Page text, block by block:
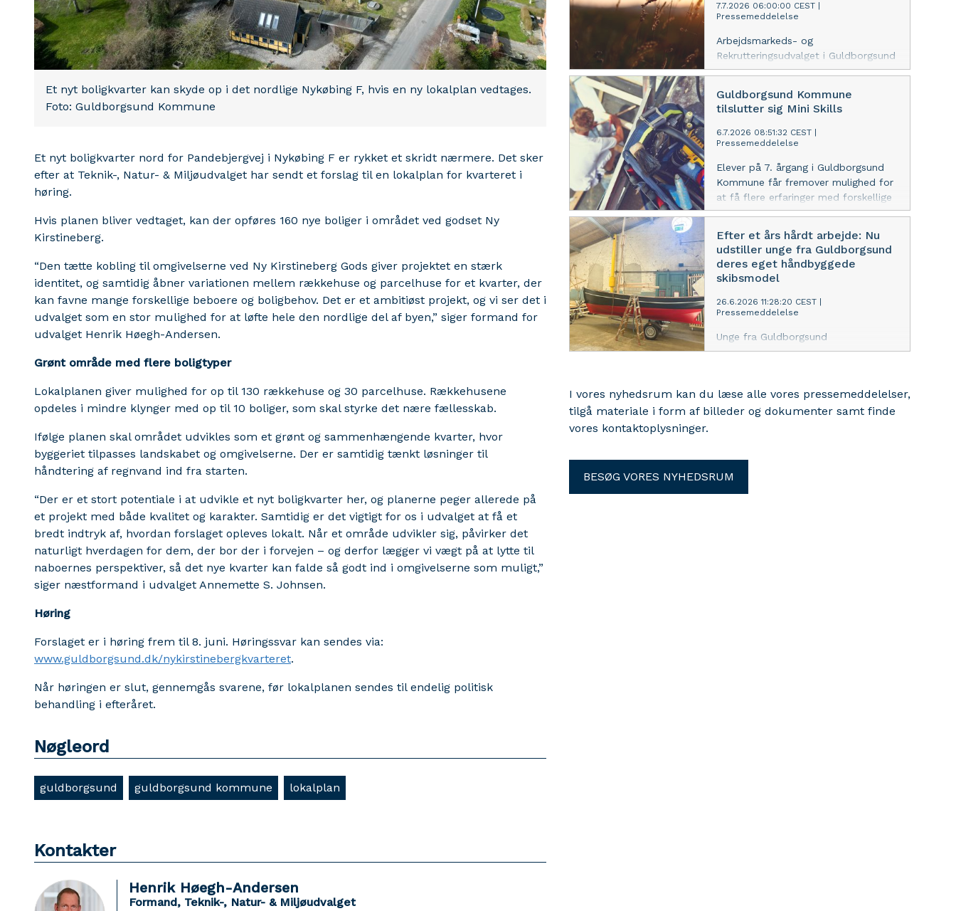
Et nyt boligkvarter kan skyde op i det nordlige Nykøbing F, hvis en ny lokalplan vedtages.
Foto: Guldborgsund Kommune
Et nyt boligkvarter nord for Pandebjergvej i Nykøbing F er rykket et skridt nærmere. Det sker
efter at Teknik-, Natur- & Miljøudvalget har sendt et forslag til en lokalplan for kvarteret i
høring.
Hvis planen bliver vedtaget, kan der opføres 160 nye boliger i området ved godset Ny
Kirstineberg.
“Den tætte kobling til omgivelserne ved Ny Kirstineberg Gods giver projektet en stærk
identitet, og samtidig åbner variationen mellem rækkehuse og parcelhuse for et kvarter, der
kan favne mange forskellige beboere og boligbehov. Det er et ambitiøst projekt, og vi ser det i
udvalget som en stor mulighed for at løfte hele den nordlige del af byen,” siger formand for
udvalget Henrik Høegh-Andersen.
Grønt område med flere boligtyper
Lokalplanen giver mulighed for op til 130 rækkehuse og 30 parcelhuse. Rækkehusene
opdeles i mindre klynger med op til 10 boliger, som skal styrke det nære fællesskab.
Ifølge planen skal området udvikles som et grønt og sammenhængende kvarter, hvor
byggeriet tilpasses landskabet og omgivelserne. Der er samtidig tænkt løsninger til
håndtering af regnvand ind fra starten.
“Der er et stort potentiale i at udvikle et nyt boligkvarter her, og planerne peger allerede på
et projekt med både kvalitet og karakter. Samtidig er det vigtigt for os i udvalget at få et
bredt indtryk af, hvordan forslaget opleves lokalt. Når et område udvikler sig, påvirker det
naturligt hverdagen for dem, der bor der i forvejen – og derfor lægger vi vægt på at lytte til
naboernes perspektiver, så det nye kvarter kan falde så godt ind i omgivelserne som muligt,”
siger næstformand i udvalget Annemette S. Johnsen.
Høring
Forslaget er i høring frem til 8. juni. Høringssvar kan sendes via:
www.guldborgsund.dk/nykirstinebergkvarteret.
Når høringen er slut, gennemgås svarene, før lokalplanen sendes til endelig politisk
behandling i efteråret.
Nøgleord
guldborgsund guldborgsund kommune lokalplan
Kontakter
Henrik Høegh-Andersen
Formand, Teknik-, Natur- & Miljøudvalget
7.7.2026 06:00:00 CEST
Pressemeddelelse
Arbejdsmarkeds- og
Rekrutteringsudvalget i Guldborgsund
var for nylig på besøg hos
Guldborgsund i Horbelev for at få et
førstehåndsindtryk af det arbejde,
der hver dag bliver udført af borgere.
Her mødte udvalget lederen af
opgaverne, hverdagen og de
resultater, som indsatsen skaber i
Guldborgsund Kommune
tilslutter sig Mini Skills
6.7.2026 08:51:32 CEST
Pressemeddelelse
Elever på 7. årgang i Guldborgsund
Kommune får fremover mulighed for
at få flere erfaringer med forskellige
erhvervsfag, når kommunen bliver en
Efter et års hårdt arbejde: Nu
udstiller unge fra Guldborgsund
deres eget håndbyggede
skibsmodel
26.6.2026 11:28:20 CEST
Pressemeddelelse
Unge fra Guldborgsund
Ungdomsskole får den 1. juli mulighed
sommerudstillingen UngHavn på M/S
Museet for Søfart i Helsingør.
I vores nyhedsrum kan du læse alle vores pressemeddelelser,
tilgå materiale i form af billeder og dokumenter samt finde
vores kontaktoplysninger.
BESØG VORES NYHEDSRUM